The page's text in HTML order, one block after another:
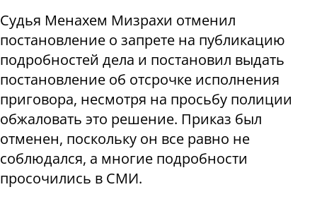
Судья Менахем Мизрахи отменил
постановление о запрете на публикацию
подробностей дела и постановил выдать
постановление об отсрочке исполнения
приговора, несмотря на просьбу полиции
обжаловать это решение. Приказ был
отменен, поскольку он все равно не
соблюдался, а многие подробности
просочились в СМИ.